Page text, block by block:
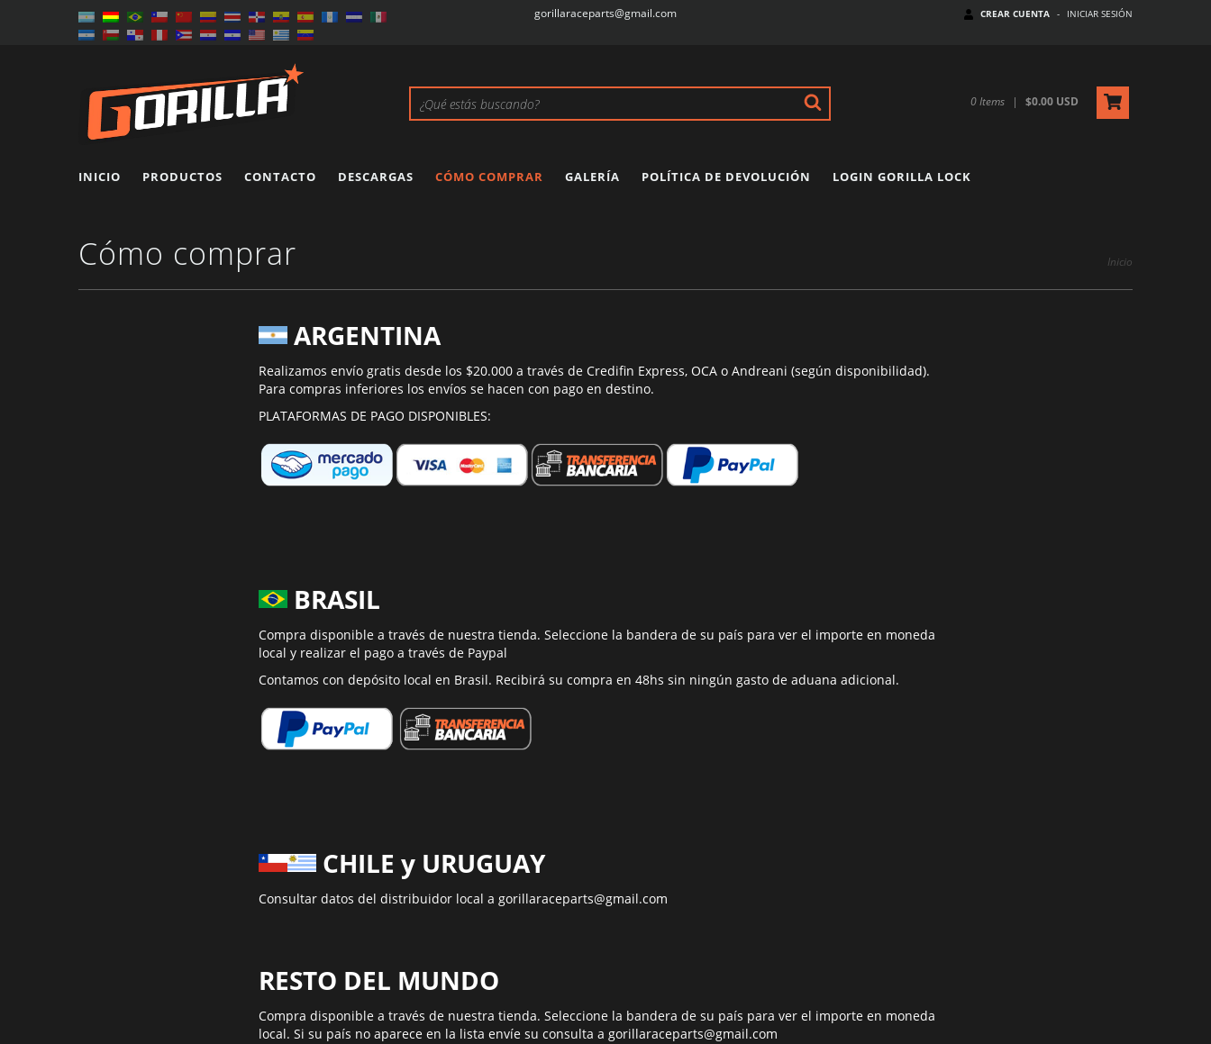
gorillaraceparts@gmail.com CREAR CUENTA - INICIAR SESIÓN
0Items | $0.00 USD
INICIO PRODUCTOS CONTACTO DESCARGAS CÓMO COMPRAR GALERÍA POLÍTICA DE DEVOLUCIÓN LOGIN GORILLA LOCK
Cómo comprar Inicio
ARGENTINA
Realizamos envío gratis desde los $20.000 a través de Credifin Express, OCA o Andreani (según disponibilidad).
Para compras inferiores los envíos se hacen con pago en destino.
PLATAFORMAS DE PAGO DISPONIBLES:
BRASIL
Compra disponible a través de nuestra tienda. Seleccione la bandera de su país para ver el importe en moneda
local y realizar el pago a través de Paypal
Contamos con depósito local en Brasil. Recibirá su compra en 48hs sin ningún gasto de aduana adicional.
CHILE y URUGUAY
Consultar datos del distribuidor local a gorillaraceparts@gmail.com
RESTO DEL MUNDO
Compra disponible a través de nuestra tienda. Seleccione la bandera de su país para ver el importe en moneda
local. Si su país no aparece en la lista envíe su consulta a gorillaraceparts@gmail.com